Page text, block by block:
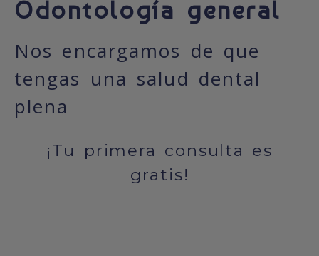
Odontología general
Nos encargamos de que
tengas una salud dental
plena
¡Tu primera consulta es
gratis!